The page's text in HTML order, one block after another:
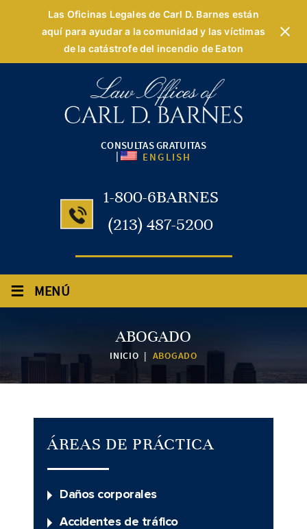
Las Oficinas Legales de Carl D. Barnes están
aquí para ayudar a la comunidad y las víctimas
de la catástrofe del incendio de Eaton
CONSULTAS GRATUITAS
| ENGLISH
1-800-6BARNES
(213) 487-5200
≡ MENÚ
ABOGADO
INICIO | ABOGADO
ÁREAS DE PRÁCTICA
Daños corporales
Accidentes de tráfico